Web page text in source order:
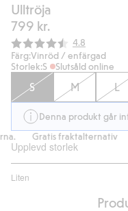
Ulltröja
799 kr.
Snittbetyg:
4.8
Färg:Vinröd / enfärgad
Storlek:S Slutsåld online
S M L
Denna produkt går
Gratis fraktalternativ
Upplevd storlek
Liten
utav